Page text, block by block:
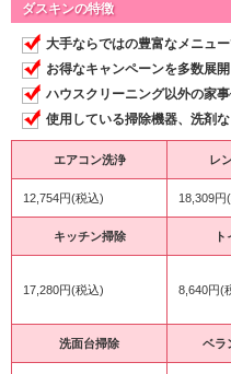
ダスキンの特徴
大手ならではの豊富なメニュ
お得なキャンペーンを多数展開
ハウスクリーニング以外の家
使用している掃除機器、洗剤
エアコン洗浄 レ
12,754円(税込) 18,309円
キッチン掃除
17,280円(税込) 8,640円(
洗面台掃除 ベラ